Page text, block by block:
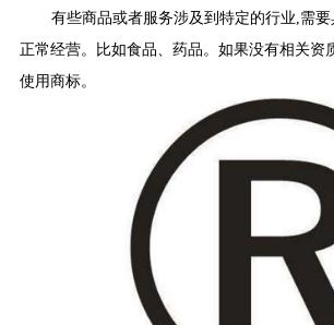
有些商品或者服务涉及到特定的行业,需
正常经营。比如食品、药品。如果没有相关资
使用商标。